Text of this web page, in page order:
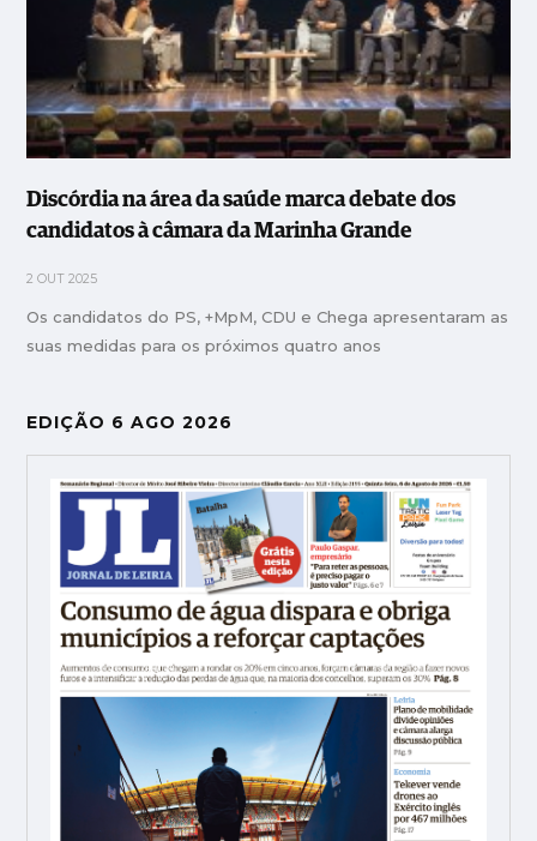
Discórdia na área da saúde marca debate dos
candidatos à câmara da Marinha Grande
2 OUT 2025
Os candidatos do PS, +MpM, CDU e Chega apresentaram as
suas medidas para os próximos quatro anos
EDIÇÃO 6 AGO 2026